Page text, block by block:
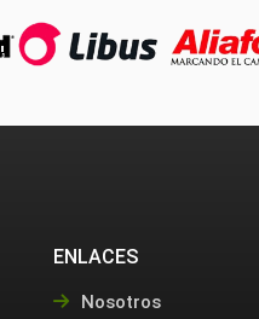
ENLACES
Nosotros